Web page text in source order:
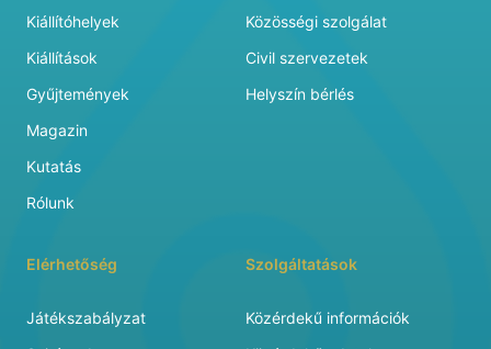
Kiállítóhelyek
Kiállítások
Gyűjtemények
Magazin
Kutatás
Rólunk
Közösségi szolgálat
Civil szervezetek
Helyszín bérlés
Elérhetőség
Játékszabályzat
Szolgáltatások
Közérdekű információk